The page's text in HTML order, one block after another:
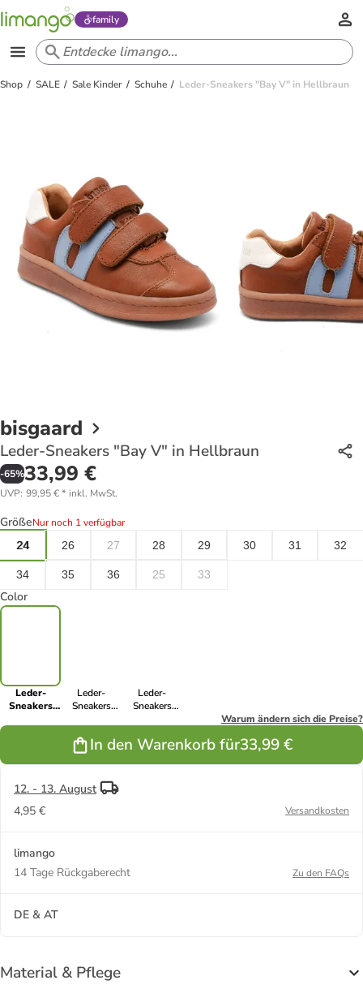
family
Shop SALE Sale Kinder Schuhe Leder-Sneakers "Bay V" in Hellbraun
bisgaard
Leder-Sneakers "Bay V" in Hellbraun
-65%33,99 €
UVP: 99,95 €* inkl. MwSt.
GrößeNur noch 1 verfügbar
24
26 27 28 29 30 31 32
34 35 36 25 33
Color
Leder-
Sneakers
Leder-
Sneakers
Leder-
Sneakers
Warum ändern sich die Preise?
In den Warenkorb für33,99 €
12. - 13. August
4,95 €
Versandkosten
limango
14 Tage Rückgaberecht
Zu den FAQs
DE & AT
Material & Pflege